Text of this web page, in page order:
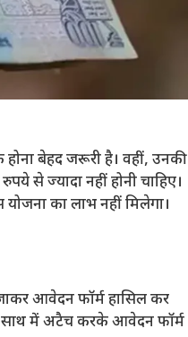
बेहद जरूरी है। वहीं, उनकी
से ज्यादा नहीं होनी चाहिए।
का लाभ नहीं मिलेगा।
आवेदन फॉर्म हासिल कर
साथ में अटैच करके आवेदन फॉर्म